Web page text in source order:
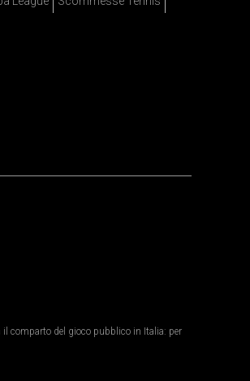
il comparto del gioco pubblico in Italia: per